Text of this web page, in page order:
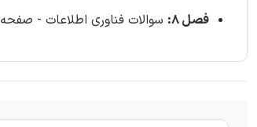
فصل 8:
سوالات فناوری اطلاعات - صفحه 212 (100 سوال)